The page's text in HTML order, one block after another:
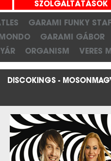
SZOLGÁLTATÁSOK
GARAMI FUNKY
GARAMI GÁBOR
ORGANISM VERES
DISCOKINGS -